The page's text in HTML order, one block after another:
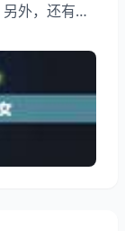
外，还有人
事？其实求
一起来看看求
帮助到大
像女生可爱
是其中的一
我发给你。